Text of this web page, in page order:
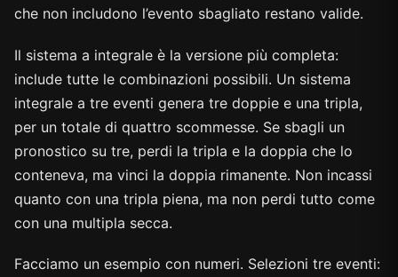
che non includono l’evento sbagliato restano valide.
Il sistema a integrale è la versione più completa:
include tutte le combinazioni possibili. Un sistema
integrale a tre eventi genera tre doppie e una tripla,
per un totale di quattro scommesse. Se sbagli un
pronostico su tre, perdi la tripla e la doppia che lo
conteneva, ma vinci la doppia rimanente. Non incassi
quanto con una tripla piena, ma non perdi tutto come
con una multipla secca.
Facciamo un esempio con numeri. Selezioni tre eventi: